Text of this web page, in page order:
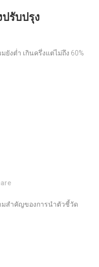
รับปรุง
งต่ำ เกินครึ่งแต่ไม่ถึง 60%
มสำคัญของการนำตัวชี้วัด